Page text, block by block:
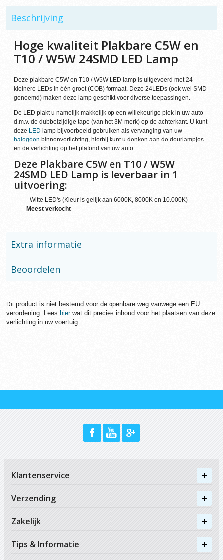
Beschrijving
Hoge kwaliteit Plakbare C5W en
T10 / W5W 24SMD LED Lamp
Deze plakbare C5W en T10 / W5W LED lamp is uitgevoerd met 24
kleinere LEDs in één groot (COB) formaat. Deze 24LEDs (ook wel SMD
genoemd) maken deze lamp geschikt voor diverse toepassingen.
De LED plakt u namelijk makkelijk op een willekeurige plek in uw auto
d.m.v. de dubbelzijdige tape (van het 3M merk) op de achterkant. U kunt
deze LED lamp bijvoorbeeld gebruiken als vervanging van uw
halogeen binnenverlichting, hierbij kunt u denken aan de deurlampjes
en de verlichting op het plafond van uw auto.
Deze Plakbare C5W en T10 / W5W
24SMD LED Lamp is leverbaar in 1
uitvoering:
- Witte LED's (Kleur is gelijk aan 6000K, 8000K en 10.000K) -
Meest verkocht
Extra informatie
Beoordelen
Ditproduct is niet bestemd voor de openbare weg vanwege een EU
verordening. Lees hierwat dit precies inhoud voor het plaatsen van deze
verlichting in uw voertuig.
Klantenservice
Verzending
Zakelijk
Tips & Informatie